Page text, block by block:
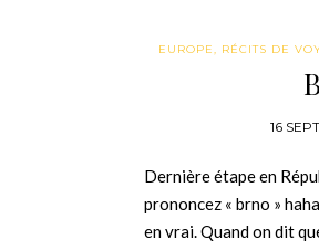
EUROPE, RÉCITS DE
16
Dernière étape en
prononcez « brno »
en vrai. Quand on dit